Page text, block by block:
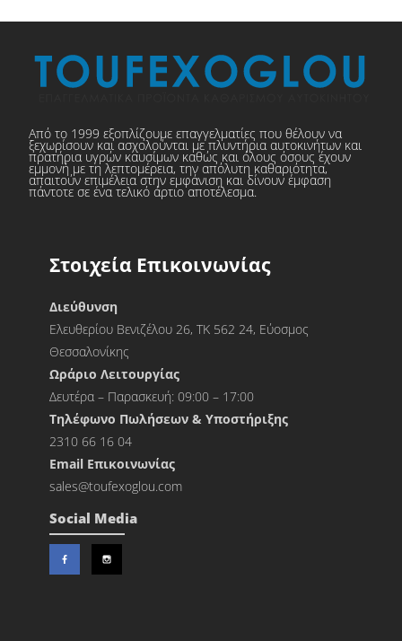
Από το 1999 εξοπλίζουμε επαγγελματίες που θέλουν να
ξεχωρίσουν και ασχολούνται με πλυντήρια αυτοκινήτων και
πρατήρια υγρών καυσίμων καθώς και όλους όσους έχουν
εμμονή με τη λεπτομέρεια, την απόλυτη καθαριότητα,
απαιτούν επιμέλεια στην εμφάνιση και δίνουν έμφαση
πάντοτε σε ένα τελικό άρτιο αποτέλεσμα.
Στοιχεία Επικοινωνίας
Διεύθυνση
Ελευθερίου Βενιζέλου 26, ΤΚ 562 24, Εύοσμος
Θεσσαλονίκης
Ωράριο Λειτουργίας
Δευτέρα – Παρασκευή: 09:00 – 17:00
Τηλέφωνο Πωλήσεων & Υποστήριξης
2310 66 16 04
Εmail Επικοινωνίας
sales@toufexoglou.com
Social Media